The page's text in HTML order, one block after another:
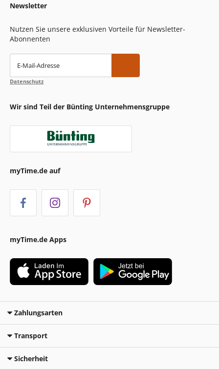
Newsletter
Nutzen Sie unsere exklusiven Vorteile für Newsletter-
Abonnenten
E-Mail-Adresse
Datenschutz
Wir sind Teil der Bünting Unternehmensgruppe
myTime.de auf
myTime.de Apps
Zahlungsarten
Transport
Sicherheit